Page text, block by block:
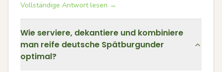
Vollständige Antwort lesen →
Wie serviere, dekantiere und kombiniere
man reife deutsche Spätburgunder
optimal?